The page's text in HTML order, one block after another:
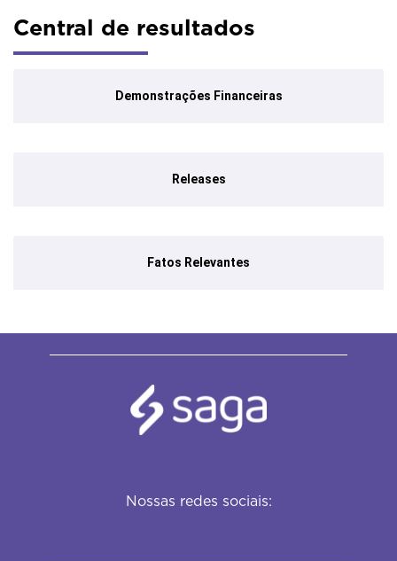
Central de resultados
Demonstrações Financeiras
Releases
Fatos Relevantes
Nossas redes sociais: